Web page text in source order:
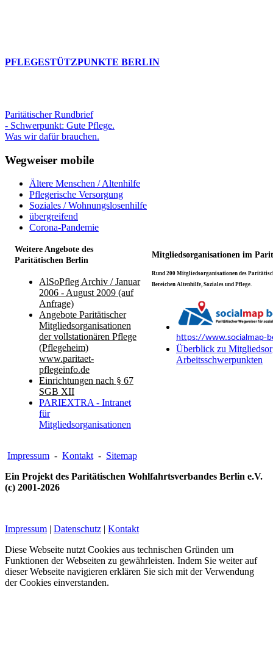
PFLEGESTÜTZPUNKTE BERLIN
Paritätischer Rundbrief
- Schwerpunkt: Gute Pflege.
Was wir dafür brauchen.
Wegweiser mobile
Ältere Menschen / Altenhilfe
Pflegerische Versorgung
Soziales / Wohnungslosenhilfe
übergreifend
Corona-Pandemie
Weitere Angebote des
Paritätischen Berlin
Mitgliedsorganisationen im
AlSoPfleg Archiv / Januar
2006 - August 2009 (auf
Anfrage)
Angebote Paritätischer
Mitgliedsorganisationen
der vollstationären Pflege
(Pflegeheim)
www.paritaet-
pflegeinfo.de
Einrichtungen nach § 67
SGB XII
PARIEXTRA - Intranet
für
Mitgliedsorganisationen
Rund 200 Mitgliedsorganisationen des
Bereichen Altenhilfe, Soziales und Pflege.
https://www.socialmap-
Überblick zu
Arbeitsschwerpunkten
Impressum - Kontakt - Sitemap
Ein Projekt des Paritätischen Wohlfahrtsverbandes Berlin e.V.
(c) 2001-2026
Impressum | Datenschutz | Kontakt
Diese Webseite nutzt Cookies aus technischen Gründen um
Funktionen der Webseiten zu gewährleisten. Indem Sie weiter auf
dieser Webseite navigieren erklären Sie sich mit der Verwendung
der Cookies einverstanden.